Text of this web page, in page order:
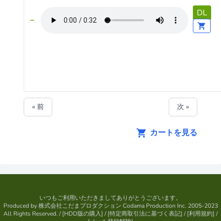
DL
« 前 次 »
カートを見る
いつもご利用いただきましてありがとうございます。
Produced by株式会社こだまプロダクション Codama Production Inc. 2005-2023
All Rights Reserved. / [HDD版の購入] / [特定商取引法に基づく表記] / [利用規約] /